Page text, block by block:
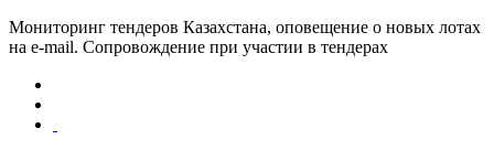
Мониторинг тендеров Казахстана, оповещение о новых лотах
на e-mail. Сопровождение при участии в тендерах